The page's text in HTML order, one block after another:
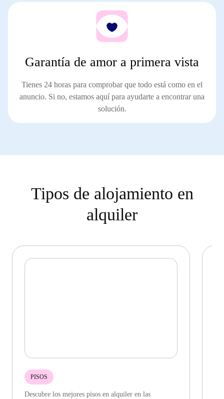
Garantía de amor a primera vista
Tienes 24 horas para comprobar que todo está como en el
anuncio. Si no, estamos aquí para ayudarte a encontrar una
solución.
Tipos de alojamiento en
alquiler
PISOS
Descubre los mejores pisos en alquiler en las